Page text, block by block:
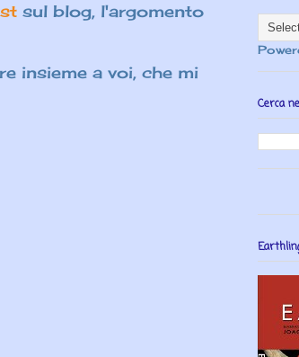
sul blog, l'argomento
insieme a voi, che mi
Cerca